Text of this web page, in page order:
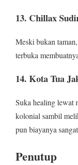
13. Chillax
Meski bukan
terbuka
14. Kota Tua
Suka healing lewat
kolonial sambil
pun biayanya
Penutup